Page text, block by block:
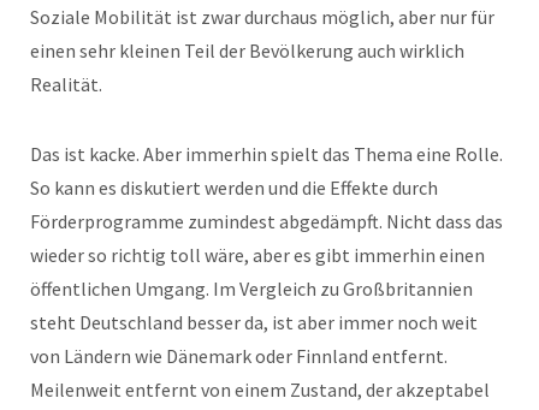
Soziale Mobilität ist zwar durchaus möglich, aber nur für
einen sehr kleinen Teil der Bevölkerung auch wirklich
Realität.
Das ist kacke. Aber immerhin spielt das Thema eine Rolle.
So kann es diskutiert werden und die Effekte durch
Förderprogramme zumindest abgedämpft. Nicht dass das
wieder so richtig toll wäre, aber es gibt immerhin einen
öffentlichen Umgang. Im Vergleich zu Großbritannien
steht Deutschland besser da, ist aber immer noch weit
von Ländern wie Dänemark oder Finnland entfernt.
Meilenweit entfernt von einem Zustand, der akzeptabel